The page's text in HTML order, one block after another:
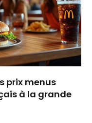
prix menus
à la grande